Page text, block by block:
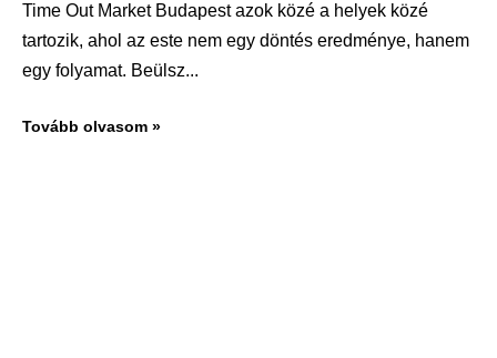
Time Out Market Budapest azok közé a helyek közé
tartozik, ahol az este nem egy döntés eredménye, hanem
egy folyamat. Beülsz
Tovább olvasom »